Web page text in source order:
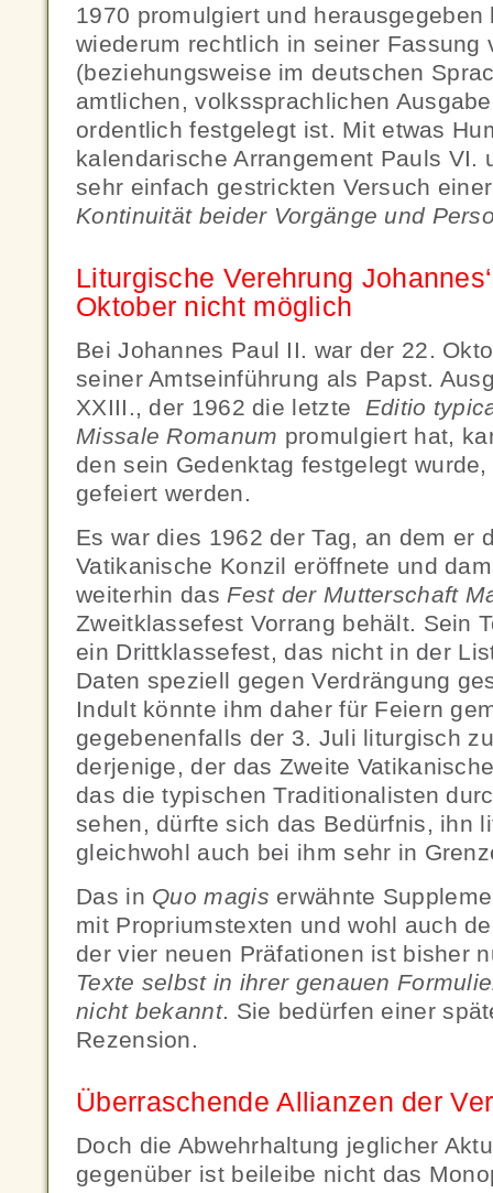
1970 promulgiert und herausgegeben
wiederum rechtlich in seiner Fassung
(beziehungsweise im deutschen
amtlichen, volkssprachlichen
ordentlich festgelegt ist. Mit etwas
kalendarische Arrangement Pauls VI.
sehr einfach gestrickten Versuch
Kontinuität beider Vorgänge und
Liturgische Verehrung
Oktober nicht möglich
Bei Johannes Paul II. war der 22.
seiner Amtseinführung als Papst.
XXIII., der 1962 die letzte
Editio
Missale Romanum promulgiert hat,
den sein Gedenktag festgelegt
gefeiert werden.
Es war dies 1962 der Tag, an dem er
Vatikanische Konzil eröffnete und
weiterhin das Fest der Mutterschaft
Zweitklassefest Vorrang behält. Sein
ein Drittklassefest, das nicht in der
Daten speziell gegen Verdrängung
Indult könnte ihm daher für Feiern
gegebenenfalls der 3. Juli liturgisch
derjenige, der das Zweite
das die typischen Traditionalisten
sehen, dürfte sich das Bedürfnis, ihn
gleichwohl auch bei ihm sehr in
Das in Quo magis erwähnte
mit Propriumstexten und wohl auch
der vier neuen Präfationen ist bisher
Texte selbst in ihrer genauen
nicht bekannt. Sie bedürfen einer
Rezension.
Überraschende Allianzen der
Doch die Abwehrhaltung jeglicher
gegenüber ist beileibe nicht das